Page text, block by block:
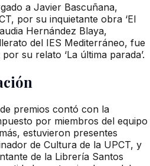
a Javier Bascuñana,
por su inquietante obra ‘El
Hernández Blaya,
del IES Mediterráneo, fue
su relato ‘La última parada’.
premios contó con la
por miembros del equipo
estuvieron presentes
de Cultura de la UPCT, y
de la Librería Santos